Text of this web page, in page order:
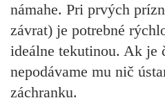
námahe. Pri prvých
závrat) je potrebné
ideálne tekutinou. Ak je
nepodávame mu nič
záchranku.